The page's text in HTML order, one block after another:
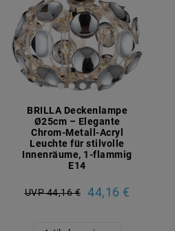
BRILLA Deckenlampe
Ø25cm – Elegante
Chrom-Metall-Acryl
Leuchte für stilvolle
Innenräume, 1-flammig
E14
UVP 44,16 € 44,16 €